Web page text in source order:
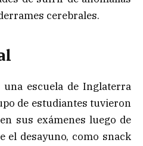
cerebrales.
escuela de Inglaterra
de estudiantes tuvieron
sus exámenes luego de
el desayuno, como snack